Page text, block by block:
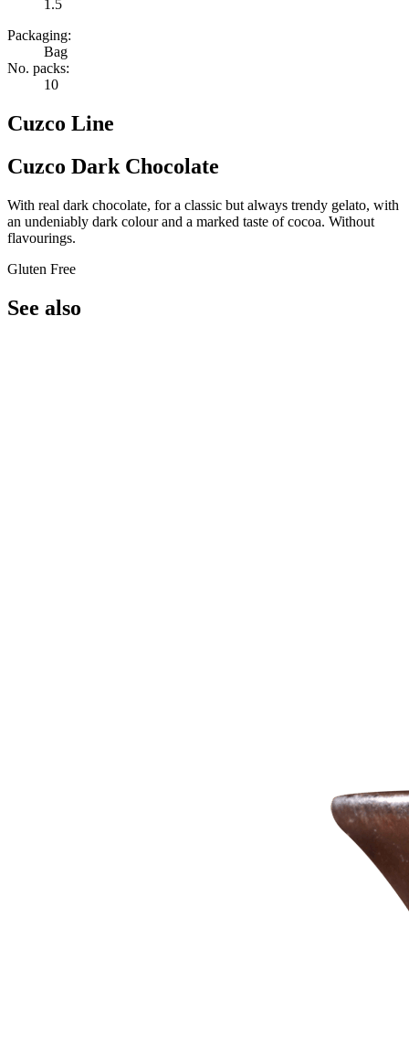
1.5
Packaging:
Bag
No. packs:
10
Cuzco Line
Cuzco Dark Chocolate
With real dark chocolate, for a classic but always trendy gelato, with
an undeniably dark colour and a marked taste of cocoa. Without
flavourings.
Gluten Free
See also